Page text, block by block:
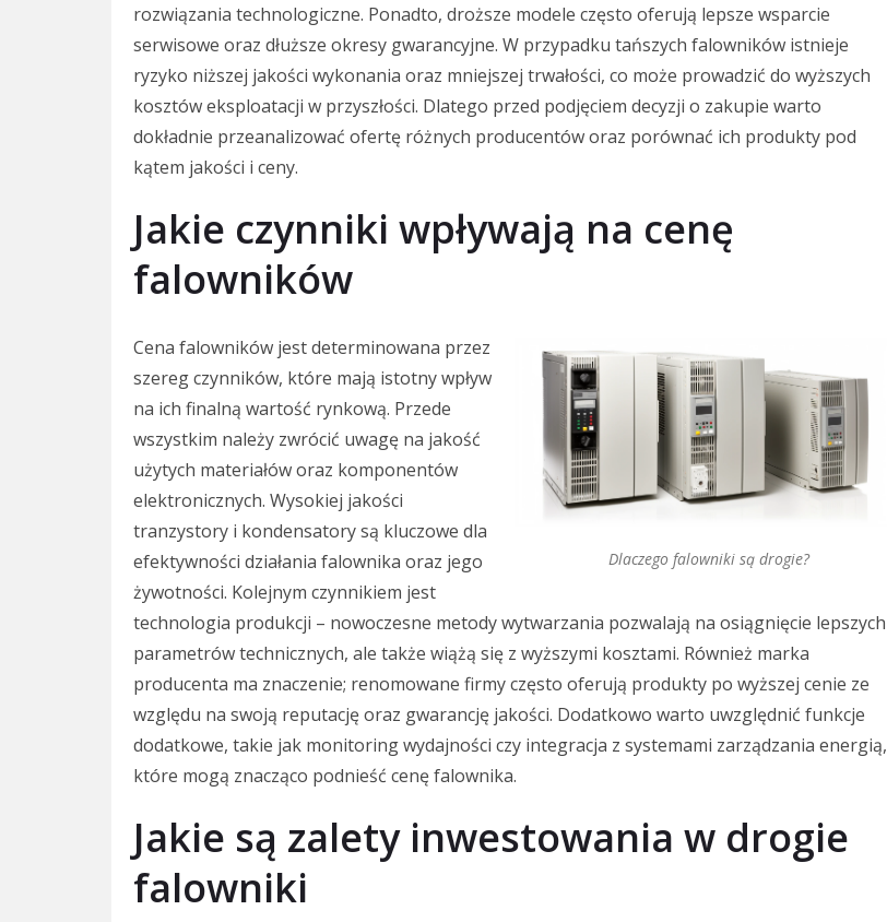
rozwiązania technologiczne. Ponadto, droższe modele często oferują lepsze wsparcie
serwisowe oraz dłuższe okresy gwarancyjne. W przypadku tańszych falowników istnieje
ryzyko niższej jakości wykonania oraz mniejszej trwałości, co może prowadzić do wyższych
kosztów eksploatacji w przyszłości. Dlatego przed podjęciem decyzji o zakupie warto
dokładnie przeanalizować ofertę różnych producentów oraz porównać ich produkty pod
kątem jakości i ceny.
Jakie czynniki wpływają na cenę
falowników
Dlaczego falowniki są drogie?
Cena falowników jest determinowana przez
szereg czynników, które mają istotny wpływ
na ich finalną wartość rynkową. Przede
wszystkim należy zwrócić uwagę na jakość
użytych materiałów oraz komponentów
elektronicznych. Wysokiej jakości
tranzystory i kondensatory są kluczowe dla
efektywności działania falownika oraz jego
żywotności. Kolejnym czynnikiem jest
technologia produkcji – nowoczesne metody wytwarzania pozwalają na osiągnięcie lepszych
parametrów technicznych, ale także wiążą się z wyższymi kosztami. Również marka
producenta ma znaczenie; renomowane firmy często oferują produkty po wyższej cenie ze
względu na swoją reputację oraz gwarancję jakości. Dodatkowo warto uwzględnić funkcje
dodatkowe, takie jak monitoring wydajności czy integracja z systemami zarządzania energią,
które mogą znacząco podnieść cenę falownika.
Jakie są zalety inwestowania w drogie
falowniki